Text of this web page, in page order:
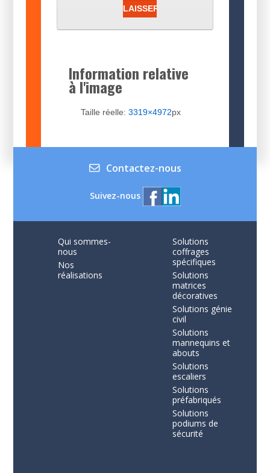
Information relative
à l'image
Taille réelle: 3319×4972px
Contactez-nous
Suivez-nous
Qui sommes-
nous
Nos
réalisations
Solutions
coffrages
spécifiques
Solutions
matrices
décoratives
Solutions génie
civil
Solutions
mannequins et
abouts
Solutions
escaliers
Solutions
préfabriqués
Solutions
podiums de
sécurité